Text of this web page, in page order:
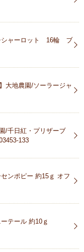
シャーロット 16輪 ブ
大地農園/ソーラージャ
/千日紅・プリザーブ
133
ンポピー 約15ｇ オフ
テール 約10ｇ